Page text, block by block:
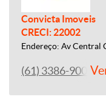
Convicta Imoveis
CRECI: 22002
Endereço: Av Central
(61) 3386-9000